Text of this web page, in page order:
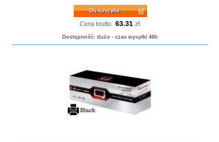
Do koszyka
Cena brutto: 63.31 zł
Dostępność: dużo - czas wysyłki 48h